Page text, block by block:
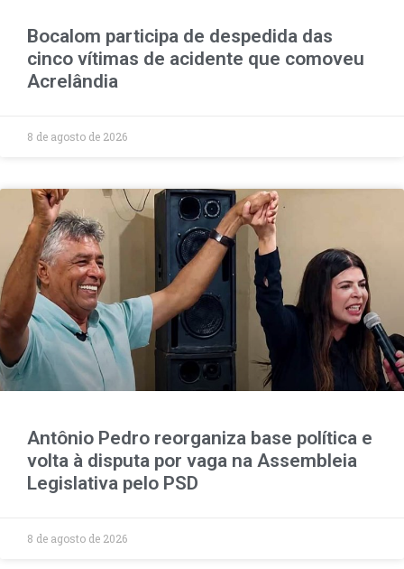
Bocalom participa de despedida das
cinco vítimas de acidente que comoveu
Acrelândia
8 de agosto de 2026
Antônio Pedro reorganiza base política e
volta à disputa por vaga na Assembleia
Legislativa pelo PSD
8 de agosto de 2026